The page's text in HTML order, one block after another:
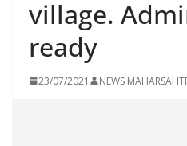
village.
ready
23/07/2021 NEWS